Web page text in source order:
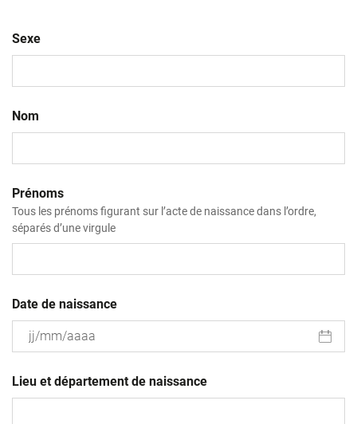
Sexe
Nom
Prénoms
Tous les prénoms figurant sur l’acte de naissance dans l’ordre,
séparés d’une virgule
Date de naissance
slash
MM
Lieu et département de naissance